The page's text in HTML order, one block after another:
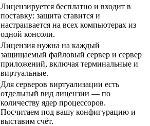
Лицензируется бесплатно и входит в
поставку: защита ставится и
настраивается на всех компьютерах из
одной консоли.
Лицензия нужна на каждый
защищаемый файловый сервер и сервер
приложений, включая терминальные и
виртуальные.
Для серверов виртуализации есть
отдельный вид лицензии — по
количеству ядер процессоров.
Посчитаем под вашу конфигурацию и
выставим счёт.